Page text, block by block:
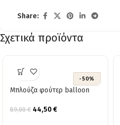
Share:
Σχετικά προϊόντα
-50%
Μπλούζα φούτερ balloon
89,00€ 44,50 €